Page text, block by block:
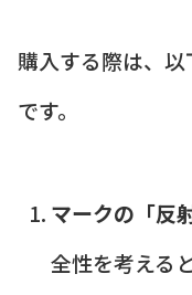
購入する際は、
です。
マークの「反
全性を考える